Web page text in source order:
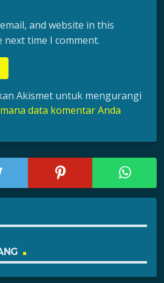
and website in this
time I comment.
Akismet untuk mengurangi
data komentar Anda